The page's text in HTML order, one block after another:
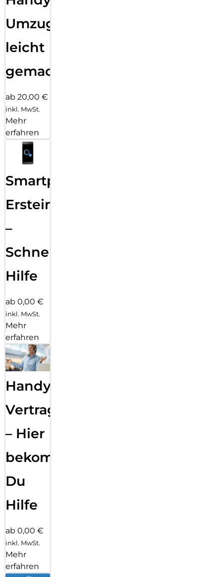
Umzug
leicht
gemacht!
ab 20,00 €
inkl. MwSt.
Mehr
erfahren
Smartphone
Ersteinrichtung
–
Schnelle
Hilfe
ab 0,00 €
inkl. MwSt.
Mehr
erfahren
Handy
Vertragsabwicklung
– Hier
bekommst
Du
Hilfe
ab 0,00 €
inkl. MwSt.
Mehr
erfahren